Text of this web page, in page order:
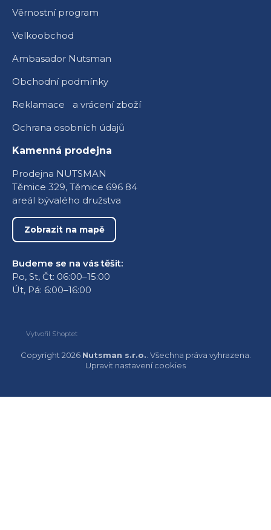
Věrnostní program
Velkoobchod
Ambasador Nutsman
Obchodní podmínky
Reklamace a vrácení zboží
Ochrana osobních údajů
Kamenná prodejna
Prodejna NUTSMAN
Těmice 329, Těmice 696 84
areál bývalého družstva
Zobrazit na mapě
Budeme se na vás těšit:
Po, St, Čt: 06:00–15:00
Út, Pá: 6:00–16:00
Vytvořil Shoptet
Copyright 2026 Nutsman s.r.o. . Všechna práva vyhrazena.
Upravit nastavení cookies